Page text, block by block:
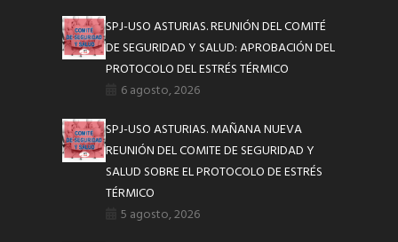
SPJ-USO ASTURIAS. REUNIÓN DEL COMITÉ
DE SEGURIDAD Y SALUD: APROBACIÓN DEL
PROTOCOLO DEL ESTRÉS TÉRMICO
6 agosto, 2026
SPJ-USO ASTURIAS. MAÑANA NUEVA
REUNIÓN DEL COMITE DE SEGURIDAD Y
SALUD SOBRE EL PROTOCOLO DE ESTRÉS
TÉRMICO
5 agosto, 2026